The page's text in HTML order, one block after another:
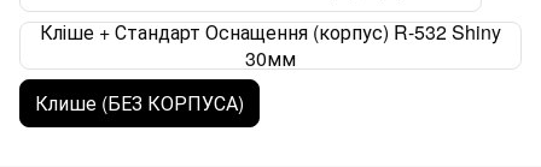
Кліше + Стандарт Оснащення (корпус) R-532 Shiny
30мм
Клише (БЕЗ КОРПУСА)